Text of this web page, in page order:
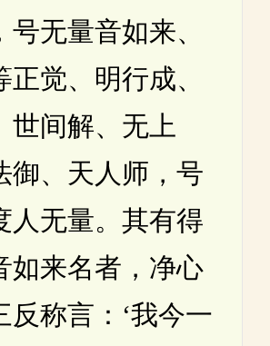
号无量音如来、
正觉、明行成、
世间解、无上
御、天人师，号
人无量。其有得
如来名者，净心
反称言：‘我今一